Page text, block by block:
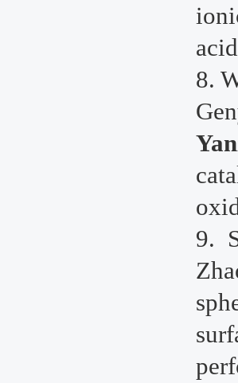
8.
9.